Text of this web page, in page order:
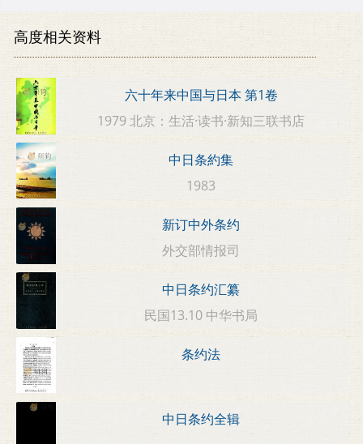
高度相关资料
六十年来中国与日本 第1卷
1979 北京：生活·读书·新知三联书店
中日条約集
1983
新订中外条约
外交部情报司
中日条约汇纂
民国13.10 中华书局
条约法
中日条约全辑